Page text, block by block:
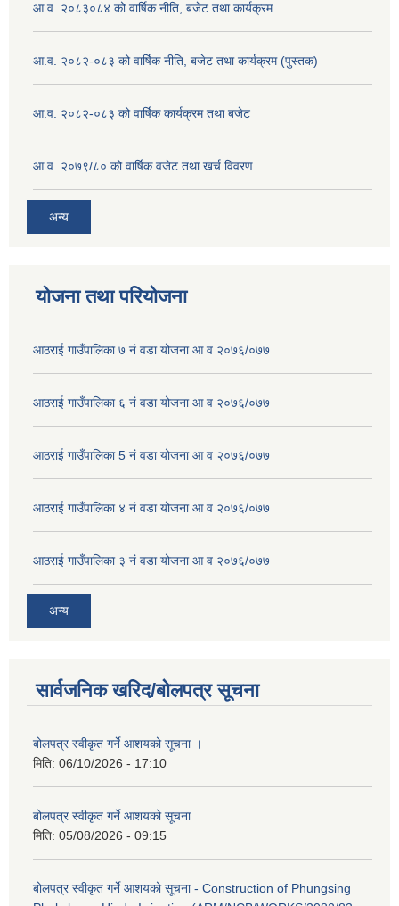
आ.व. २०८३०८४ को वार्षिक नीति, बजेट तथा कार्यक्रम
आ.व. २०८२-०८३ को वार्षिक नीति, बजेट तथा कार्यक्रम (पुस्तक)
आ.व. २०८२-०८३ को वार्षिक कार्यक्रम तथा बजेट
आ.व. २०७९/८० को वार्षिक वजेट तथा खर्च विवरण
अन्य
योजना तथा परियोजना
आठराई गाउँपालिका ७ नं वडा योजना आ व २०७६/०७७
आठराई गाउँपालिका ६ नं वडा योजना आ व २०७६/०७७
आठराई गाउँपालिका 5 नं वडा योजना आ व २०७६/०७७
आठराई गाउँपालिका ४ नं वडा योजना आ व २०७६/०७७
आठराई गाउँपालिका ३ नं वडा योजना आ व २०७६/०७७
अन्य
सार्वजनिक खरिद/बोलपत्र सूचना
बोलपत्र स्वीकृत गर्ने आशयको सूचना ।
मिति: 06/10/2026 - 17:10
बोलपत्र स्वीकृत गर्ने आशयको सूचना
मिति: 05/08/2026 - 09:15
बोलपत्र स्वीकृत गर्ने आशयको सूचना - Construction of Phungsing